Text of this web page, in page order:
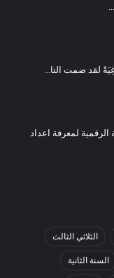
لمعرفة اعداد
الثلاثي الثالث
السنة الثانية